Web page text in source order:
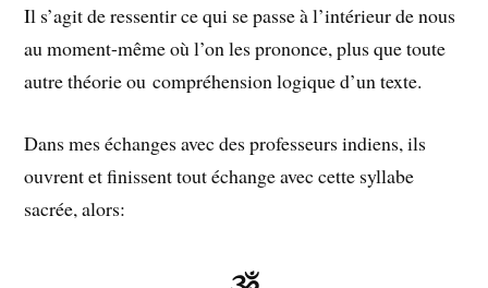
Il s’agit de ressentir ce qui se passe à l’intérieur de nous
au moment-même où l’on les prononce, plus que toute
autre théorie ou compréhension logique d’un texte.
Dans mes échanges avec des professeurs indiens, ils
ouvrent et finissent tout échange avec cette syllabe
sacrée, alors: